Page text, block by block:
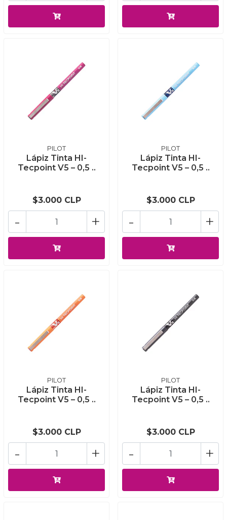
PILOT
Lápiz Tinta HI-
Tecpoint V5 – 0,5 ..
$3.000 CLP
+
-
PILOT
Lápiz Tinta HI-
Tecpoint V5 – 0,5 ..
$3.000 CLP
+
-
PILOT
Lápiz Tinta HI-
Tecpoint V5 – 0,5 ..
$3.000 CLP
+
-
PILOT
Lápiz Tinta HI-
Tecpoint V5 – 0,5 ..
$3.000 CLP
+
-